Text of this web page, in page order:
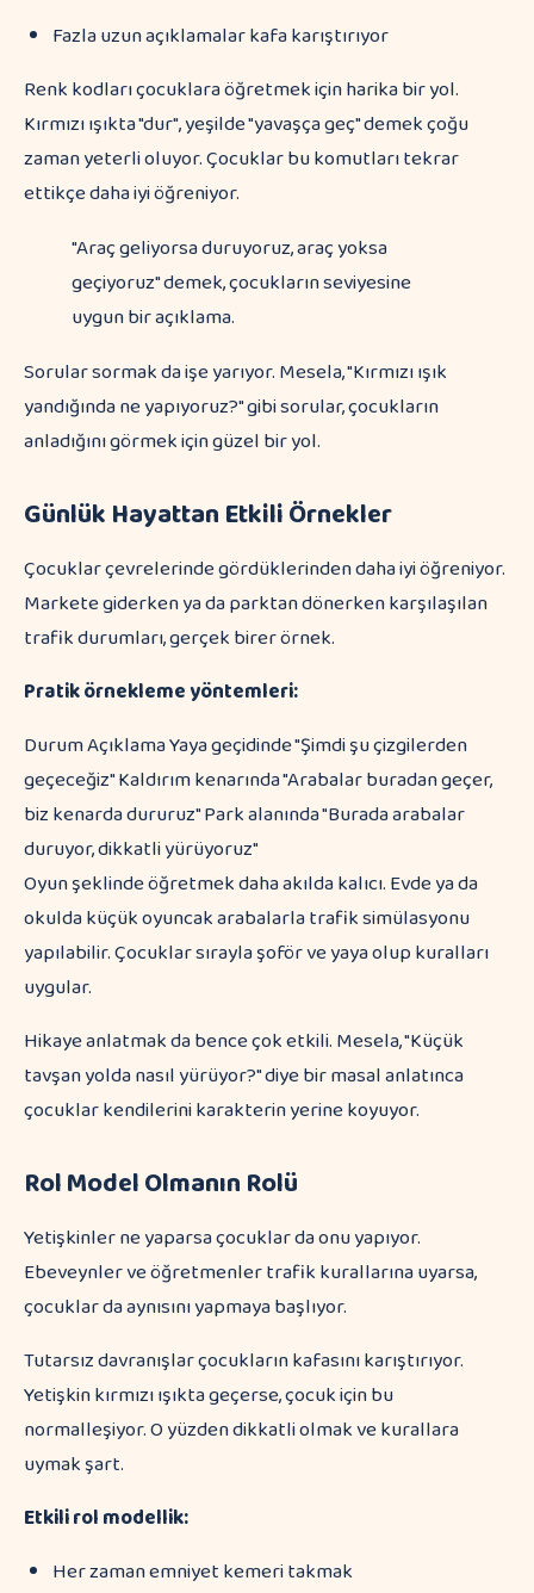
Fazla uzun açıklamalar kafa karıştırıyor
Renk kodları çocuklara öğretmek için harika bir yol.
Kırmızı ışıkta "dur", yeşilde "yavaşça geç" demek çoğu
zaman yeterli oluyor. Çocuklar bu komutları tekrar
ettikçe daha iyi öğreniyor.
"Araç geliyorsa duruyoruz, araç yoksa
geçiyoruz" demek, çocukların seviyesine
uygun bir açıklama.
Sorular sormak da işe yarıyor. Mesela, "Kırmızı ışık
yandığında ne yapıyoruz?" gibi sorular, çocukların
anladığını görmek için güzel bir yol.
Günlük Hayattan Etkili Örnekler
Çocuklar çevrelerinde gördüklerinden daha iyi öğreniyor.
Markete giderken ya da parktan dönerken karşılaşılan
trafik durumları, gerçek birer örnek.
Pratik örnekleme yöntemleri:
Durum Açıklama Yaya geçidinde "Şimdi şu çizgilerden
geçeceğiz" Kaldırım kenarında "Arabalar buradan geçer,
biz kenarda dururuz" Park alanında "Burada arabalar
duruyor, dikkatli yürüyoruz"
Oyun şeklinde öğretmek daha akılda kalıcı. Evde ya da
okulda küçük oyuncak arabalarla trafik simülasyonu
yapılabilir. Çocuklar sırayla şoför ve yaya olup kuralları
uygular.
Hikaye anlatmak da bence çok etkili. Mesela, "Küçük
tavşan yolda nasıl yürüyor?" diye bir masal anlatınca
çocuklar kendilerini karakterin yerine koyuyor.
Rol Model Olmanın Rolü
Yetişkinler ne yaparsa çocuklar da onu yapıyor.
Ebeveynler ve öğretmenler trafik kurallarına uyarsa,
çocuklar da aynısını yapmaya başlıyor.
Tutarsız davranışlar çocukların kafasını karıştırıyor.
Yetişkin kırmızı ışıkta geçerse, çocuk için bu
normalleşiyor. O yüzden dikkatli olmak ve kurallara
uymak şart.
Etkili rol modellik:
Her zaman emniyet kemeri takmak